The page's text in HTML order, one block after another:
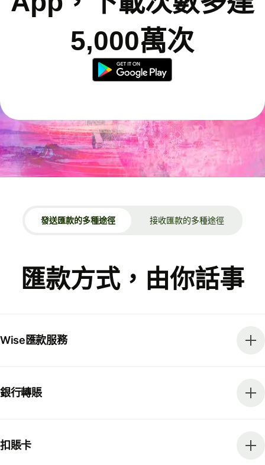
5,000萬次
發送匯款的多種途徑 接收匯款的多種途徑
匯款方式，由你話事
Wise匯款服務
銀行轉賬
扣賬卡